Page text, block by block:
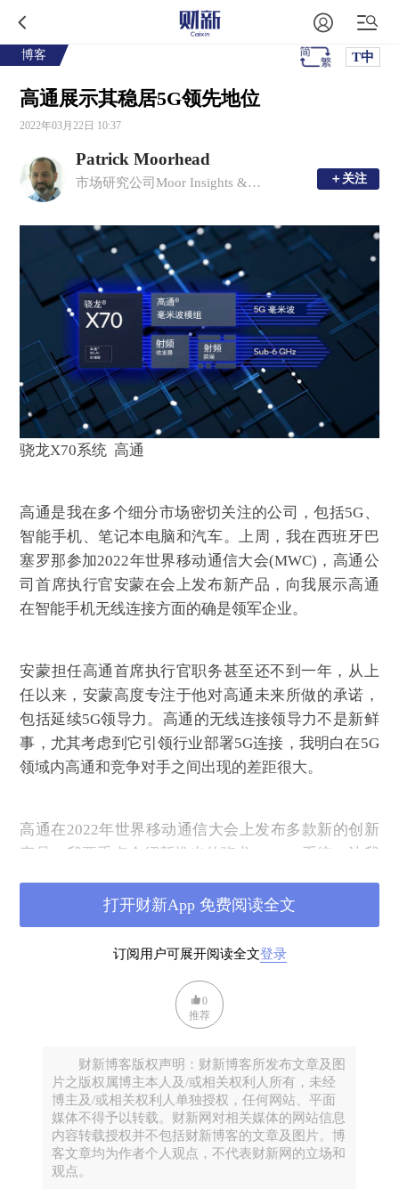
博客 T中
高通展示其稳居5G领先地位
2022年03月22日 10:37
Patrick Moorhead
市场研究公司Moor Insights & Strategy创始人，总裁，首席分析师 ＋关注
＋关注
骁龙X70系统 高通
高通是我在多个细分市场密切关注的公司，包括5G、
智能手机、笔记本电脑和汽车。上周，我在西班牙巴
塞罗那参加2022年世界移动通信大会(MWC)，高通公
司首席执行官安蒙在会上发布新产品，向我展示高通
在智能手机无线连接方面的确是领军企业。
安蒙担任高通首席执行官职务甚至还不到一年，从上
任以来，安蒙高度专注于他对高通未来所做的承诺，
包括延续5G领导力。高通的无线连接领导力不是新鲜
事，尤其考虑到它引领行业部署5G连接，我明白在5G
领域内高通和竞争对手之间出现的差距很大。
高通在2022年世界移动通信大会上发布多款新的创新
产品。我要重点介绍新推出的骁龙X70 5G系统。让我
骁龙X70 5G调制解调器是高通的第5代5G调制解调
器，率先在5G调制解调器及射频系统中集成AI处理
是全球首款5G调制解调器、5G参考设计、5G毫米波模
组和毫米波参考设计。骁龙X55拥有全球首个实现更
高5G能效的宽带包络追踪解决方案。 骁龙X60是全球
首款支持毫米波和sub-6 GHz聚合的调制解调器，从
X65到X70都是全球唯一支持每个5G频段（从600MHz
订阅用户可展开阅读全文登录
打开财新App 免费阅读全文
0
推荐
财新博客版权声明：财新博客所发布文章及图
片之版权属博主本人及/或相关权利人所有，未经
博主及/或相关权利人单独授权，任何网站、平面
媒体不得予以转载。财新网对相关媒体的网站信息
内容转载授权并不包括财新博客的文章及图片。博
客文章均为作者个人观点，不代表财新网的立场和
观点。